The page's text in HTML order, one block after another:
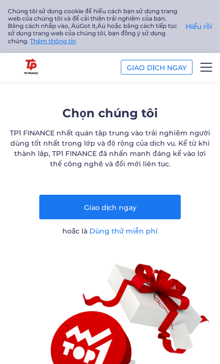
Chúng tôi sử dụng cookie để hiểu cách bạn sử dụng trang
web của chúng tôi và để cải thiện trải nghiệm của bạn.
Bằng cách nhấp vào‚ ÄúGot it‚Äù hoặc bằng cách tiếp tục
sử dụng trang web của chúng tôi, bạn đồng ý sử dụng
chúng. Thêm thông tin
Hiểu rồi
GIAO DỊCH NGAY
PHÂN TÍCH
Công ty
Tiếng Việt
Chọn chúng tôi
TP1 FINANCE nhất quán tập trung vào trải nghiệm người
dùng tốt nhất trong lớp và độ rộng của dịch vụ. Kể từ khi
thành lập, TP1 FINANCE đã nhấn mạnh đáng kể vào lợi
thế công nghệ và đổi mới liên tục.
Giao dịch ngay
hoặc là Dùng thử miễn phí